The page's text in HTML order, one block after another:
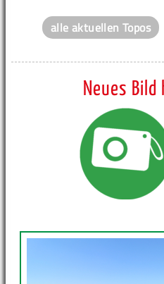
alle aktuellen Topos
Neues Bild